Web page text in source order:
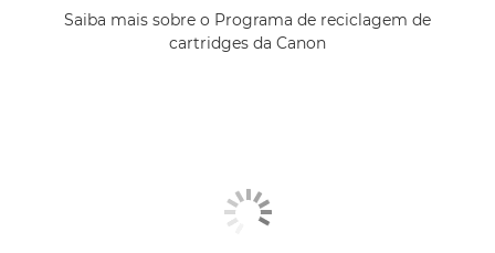
Saiba mais sobre o Programa de reciclagem de
cartridges da Canon